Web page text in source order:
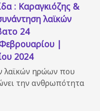
: Καραγκιόζης &
λαϊκών
24
|
2024
λαϊκών ηρώων που
την ανθρωπότητα